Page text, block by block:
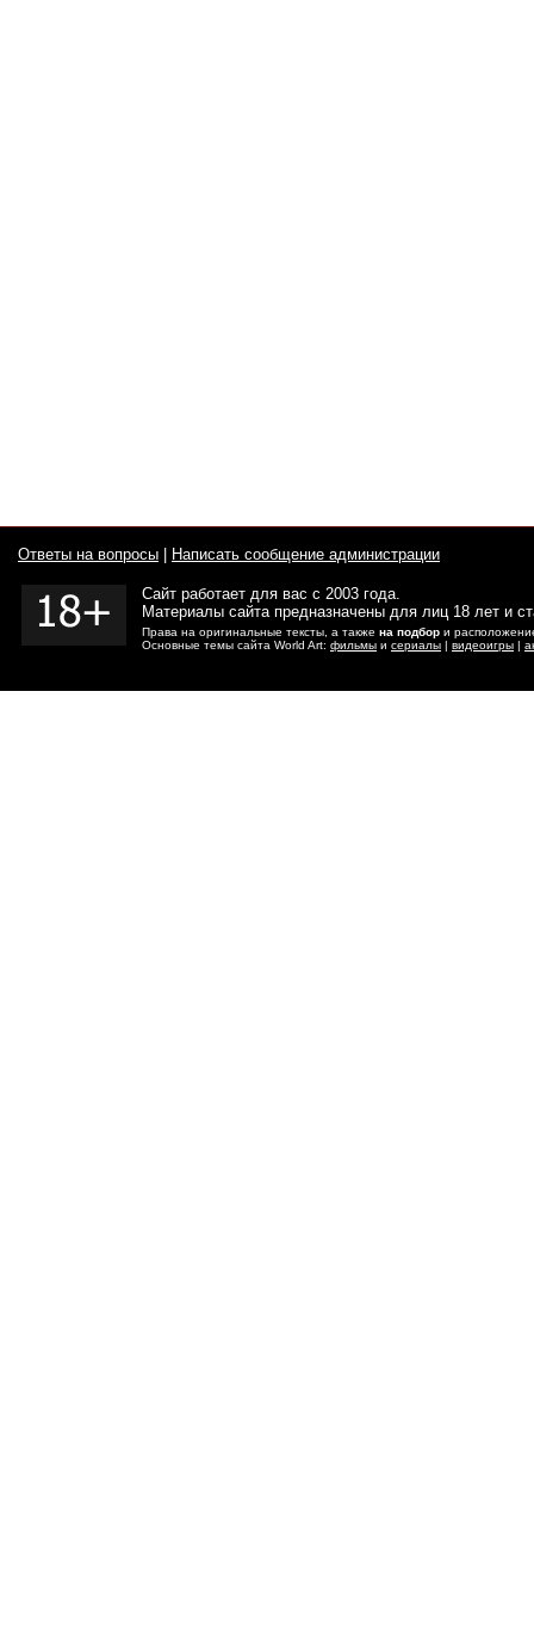
Ответы на вопросы Написать сообщение администрации
Сайт работает для вас с 2003 года.
Материалы сайта предназначены для лиц 18 лет и
Права на оригинальные тексты, а также на подбор и
Основные темы сайта World Art: фильмы и сериалы | видеоигры |